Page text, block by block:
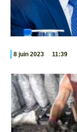
8 juin 2023 11:39